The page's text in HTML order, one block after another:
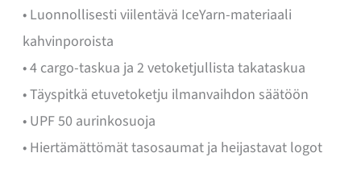
• Luonnollisesti viilentävä IceYarn-materiaali
kahvinporoista
• 4 cargo-taskua ja 2 vetoketjullista takataskua
• Täyspitkä etuvetoketju ilmanvaihdon säätöön
• UPF 50 aurinkosuoja
• Hiertämättömät tasosaumat ja heijastavat logot